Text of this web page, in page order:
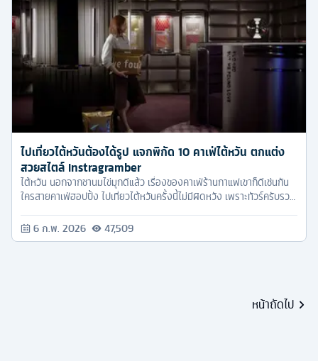
ไปเที่ยวไต้หวันต้องได้รูป แจกพิกัด 10 คาเฟ่ไต้หวัน ตกแต่ง
สวยสไตล์ Instragramber
ไต้หวัน นอกจากชานมไข่มุกดีแล้ว เรื่องของคาเฟ่ร้านกาแฟเขาก็ดีเช่นกัน
ใครสายคาเฟ่ฮอปปิ้ง ไปเที่ยวไต้หวันครั้งนี้ไม่มีผิดหวัง เพราะทัวร์ครับรวม
6 ก.พ. 2026 47,509
หน้าถัดไป